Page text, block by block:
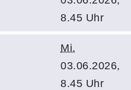
8.45 Uhr
Mi.
03.06.2026,
8.45 Uhr